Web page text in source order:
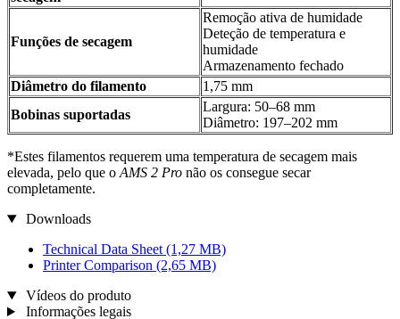
Funções de secagem
Remoção ativa de humidade
Deteção de temperatura e
humidade
Armazenamento fechado
Diâmetro do filamento
1,75 mm
Bobinas suportadas
Largura: 50–68 mm
Diâmetro: 197–202 mm
*Estes filamentos requerem uma temperatura de secagem mais
elevada, pelo que o AMS 2 Pro não os consegue secar
completamente.
Downloads
Technical Data Sheet (1,27 MB)
Printer Comparison (2,65 MB)
Vídeos do produto
Informações legais